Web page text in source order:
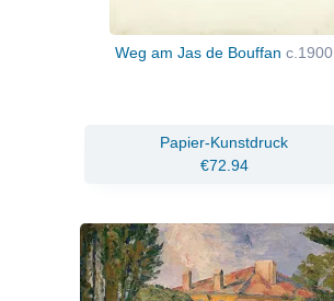
Weg am Jas de Bouffanc.1900
Papier-Kunstdruck
€72.94